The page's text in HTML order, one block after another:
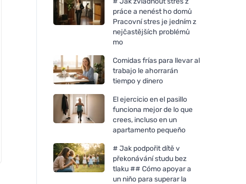
Vegetology Opti3 Omega-3
EPA & DHA con vitamina D
práce a nenést ho domů
Pracovní stres je jedním z
nejčastějších problémů
mo
Comidas frías para llevar al
trabajo le ahorrarán
tiempo y dinero
El ejercicio en el pasillo
funciona mejor de lo que
crees, incluso en un
apartamento pequeño
# Jak podpořit dítě v
překonávání studu bez
tlaku ## Cómo apoyar a
un niño para superar la